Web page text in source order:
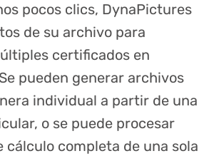
pocos clics, DynaPictures
de su archivo para
certificados en
pueden generar archivos
individual a partir de una
o se puede procesar
cálculo completa de una sola